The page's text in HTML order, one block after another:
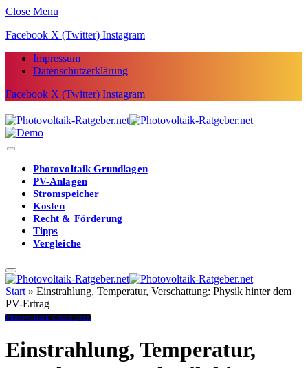
Close Menu
Facebook X (Twitter) Instagram
Impressum
Datenschutzerklärung
Facebook X (Twitter) Instagram
Photovoltaik Grundlagen
PV-Anlagen
Stromspeicher
Kosten
Recht & Förderung
Tipps
Vergleiche
Start » Einstrahlung, Temperatur, Verschattung: Physik hinter dem
PV-Ertrag
Photovoltaik Grundlagen
Einstrahlung, Temperatur,